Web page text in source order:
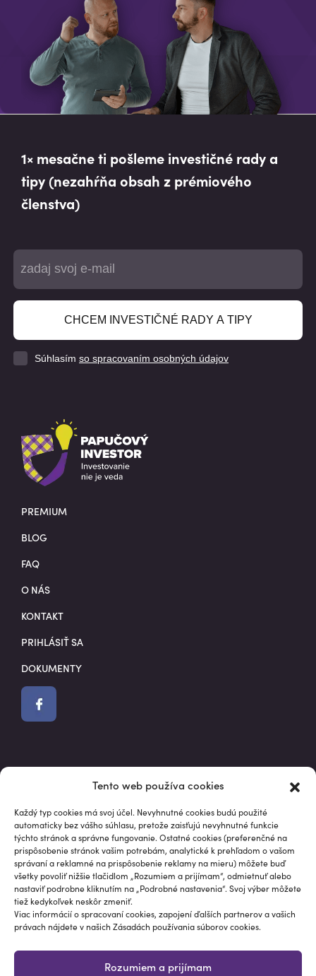
Tento web používa cookies
Každý typ cookies má svoj účel. Nevyhnutné cookies budú použité
automaticky bez vášho súhlasu, pretože zaisťujú nevyhnutné funkcie
týchto stránok a správne fungovanie. Ostatné cookies (preferenčné na
prispôsobenie stránok vašim potrebám, analytické k prehľadom o vašom
správaní a reklamné na prispôsobenie reklamy na mieru) môžete buď
všetky povoliť nižšie tlačidlom „Rozumiem a prijímam“, odmietnuť alebo
nastaviť podrobne kliknutím na „Podrobné nastavenia“. Svoj výber môžete
tiež kedykoľvek neskôr zmeniť.
Viac informácií o spracovaní cookies, zapojení ďalších partnerov a vašich
právach nájdete v našich Zásadách používania súborov cookies.
Rozumiem a prijímam
1× mesačne ti pošleme investičné rady a
tipy (nezahŕňa obsah z prémiového
členstva)
CHCEM INVESTIČNÉ RADY A TIPY
Súhlasím so spracovaním osobných údajov
PREMIUM
BLOG
FAQ
O NÁS
KONTAKT
PRIHLÁSIŤ SA
DOKUMENTY
S investovaním je spojené riziko. Hodnota investície môže v
minulej výkonnosti nie sú spoľahlivým ukazovateľom pre
budúce výkonnosti. Informácie na tejto stránke, vrátane
analýz, výkonností a vzorových portfólií, sú poskytované „ako
sú“, neslúžia k poskytovaniu investičného poradenstva a
nepredstavujú odporúčanie ani výzvu na nákup, predaj alebo
podržanie konkrétneho finančného nástroja ako vhodného
pre konkrétneho investora.